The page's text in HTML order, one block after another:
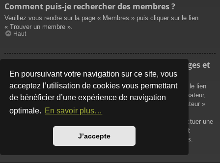
En poursuivant votre navigation sur ce site, vous
acceptez l’utilisation de cookies vous permettant
de bénéficier d’une expérience de navigation
optimale. En savoir plus…
J’accepte
Comment puis-je rechercher des membres ?
Veuillez vous rendre sur la page « Membres » puis cliquer sur le lien
« Trouver un membre ».
Haut
Comment puis-je retrouver mes propres messages et
sujets ?
Vos propres messages peuvent être affichés soit en cliquant sur le lien
« Afficher vos messages » dans le panneau de contrôle de l’utilisateur,
soit en cliquant sur le lien « Rechercher les messages de l’utilisateur »
sur la page de votre propre profil ou soit en cliquant sur le menu
« Raccourcis » situé sur la partie supérieure du forum. Pour effectuer une
recherche de vos propres sujets, utilisez la recherche avancée et
remplissez convenablement les options qui vous sont disponibles.